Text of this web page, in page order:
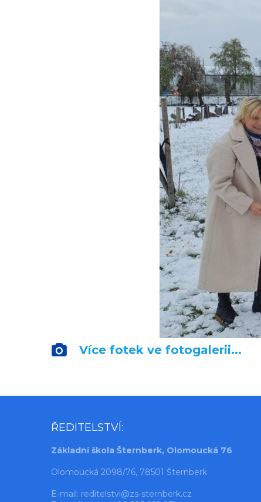
Více fotek ve fotogalerii...
ŘEDITELSTVÍ:
Základní škola Šternberk, Olomoucká 76
Olomoucká 2098/76, 78501 Šternberk
E-mail: reditelstvi@zs-sternberk.cz